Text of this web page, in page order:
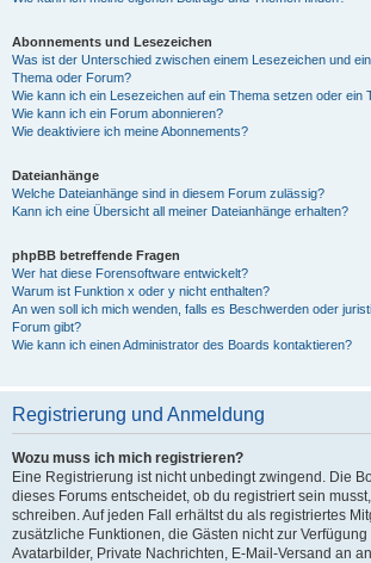
Abonnements und Lesezeichen
Was ist der Unterschied zwischen einem Lesezeichen und
Thema oder Forum?
Wie kann ich ein Lesezeichen auf ein Thema setzen oder ein
Wie kann ich ein Forum abonnieren?
Wie deaktiviere ich meine Abonnements?
Dateianhänge
Welche Dateianhänge sind in diesem Forum zulässig?
Kann ich eine Übersicht all meiner Dateianhänge erhalten?
phpBB betreffende Fragen
Wer hat diese Forensoftware entwickelt?
Warum ist Funktion x oder y nicht enthalten?
An wen soll ich mich wenden, falls es Beschwerden oder
Forum gibt?
Wie kann ich einen Administrator des Boards kontaktieren?
Registrierung und Anmeldung
Wozu muss ich mich registrieren?
Eine Registrierung ist nicht unbedingt zwingend. Die
dieses Forums entscheidet, ob du registriert sein
schreiben. Auf jeden Fall erhältst du als registriertes
zusätzliche Funktionen, die Gästen nicht zur Verfügung
Avatarbilder, Private Nachrichten, E-Mail-Versand an